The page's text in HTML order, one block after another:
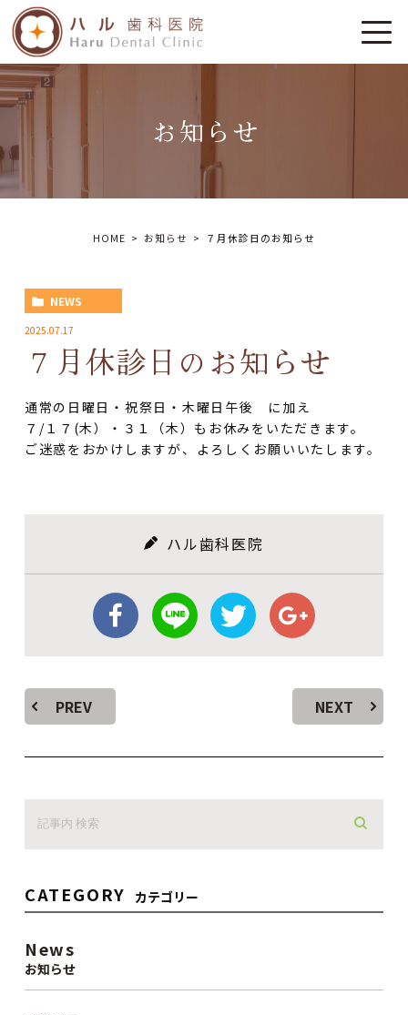
お知らせ
HOME お知らせ ７月休診日のお知らせ
NEWS
2025.07.17
７月休診日のお知らせ
通常の日曜日・祝祭日・木曜日午後 に加え
７/１７(木）・３１（木）もお休みをいただきます。
ご迷惑をおかけしますが、よろしくお願いいたします。
ハル歯科医院
PREV NEXT
CATEGORY カテゴリー
News
お知らせ